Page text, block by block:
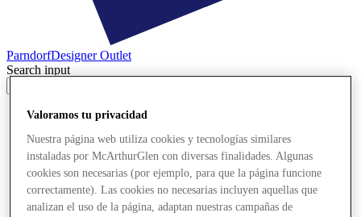
ParndorfDesigner Outlet
Search input
Valoramos tu privacidad
Nuestra página web utiliza cookies y tecnologías similares
instaladas por McArthurGlen con diversas finalidades. Algunas
cookies son necesarias (por ejemplo, para que la página funcione
correctamente). Las cookies no necesarias incluyen aquellas que
analizan el uso de la página, adaptan nuestras campañas de